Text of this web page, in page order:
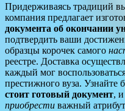
Придерживаясь традиций
компания предлагает
документа об окончании
подтвердить ваши
образцы корочек самого
реестре. Доставка
каждый мог
престижного вуза. Узнайте
стоит готовый документ,
приобрести важный